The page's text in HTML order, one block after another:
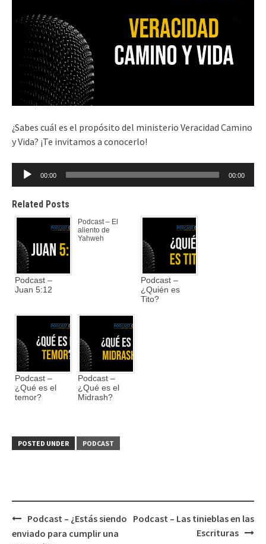
¿Sabes cuál es el propósito del ministerio Veracidad Camino
y Vida? ¡Te invitamos a conocerlo!
Reproductor
audio
00:00 00:00
Related Posts
Podcast –
Juan 5:12
Podcast – El
aliento de
Yahweh
Podcast –
¿Quién es
Tito?
Podcast –
¿Qué es el
temor?
Podcast –
¿Qué es el
Midrash?
POSTED UNDER PODCAST
Post
Podcast – ¿Estás siendo
enviado para cumplir una
Podcast – Las tinieblas en las
Escrituras